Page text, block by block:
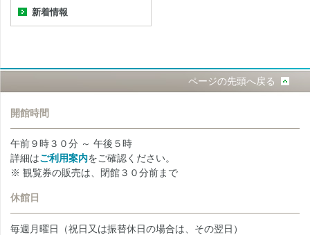
新着情報
ページの先頭へ戻る
開館時間
午前９時３０分 ～ 午後５時
詳細はご利用案内をご確認ください。
※ 観覧券の販売は、閉館３０分前まで
休館日
毎週月曜日（祝日又は振替休日の場合は、その翌日）